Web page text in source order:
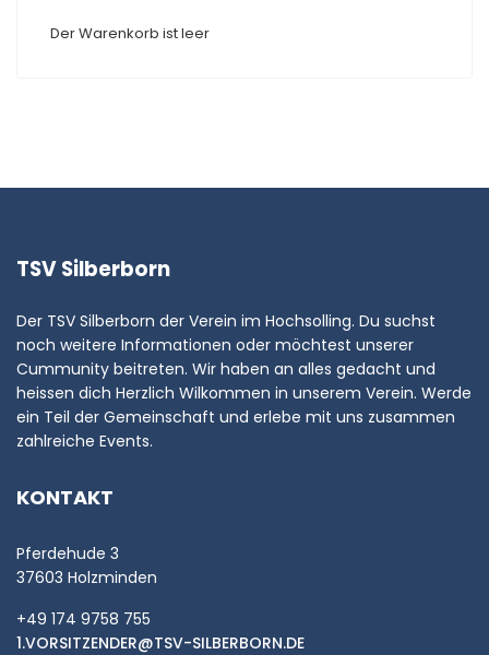
Der Warenkorb ist leer
TSV Silberborn
Der TSV Silberborn der Verein im Hochsolling. Du suchst
noch weitere Informationen oder möchtest unserer
Cummunity beitreten. Wir haben an alles gedacht und
heissen dich Herzlich Wilkommen in unserem Verein. Werde
ein Teil der Gemeinschaft und erlebe mit uns zusammen
zahlreiche Events.
KONTAKT
Pferdehude 3
37603 Holzminden
+49 174 9758 755
1.VORSITZENDER@TSV-SILBERBORN.DE